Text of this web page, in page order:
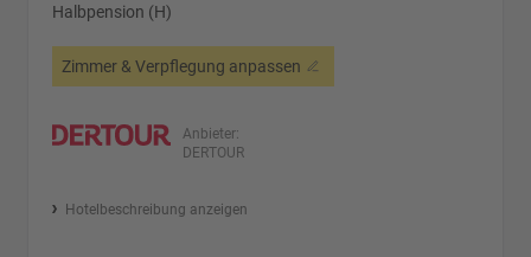
Halbpension (H)
Zimmer & Verpflegung anpassen
Anbieter:
DERTOUR
Hotelbeschreibung anzeigen